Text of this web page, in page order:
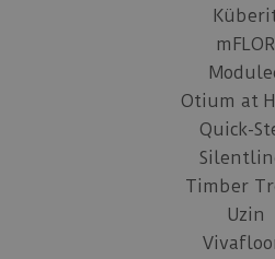
mFLOR
Otium at
Quick-
Timber
Uzin